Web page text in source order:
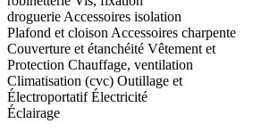
droguerie Accessoires isolation
Plafond et cloison Accessoires charpente
Couverture et étanchéité Vêtement et
Protection Chauffage, ventilation
Climatisation (cvc) Outillage et
ÉlectroportatifÉlectricité
Éclairage